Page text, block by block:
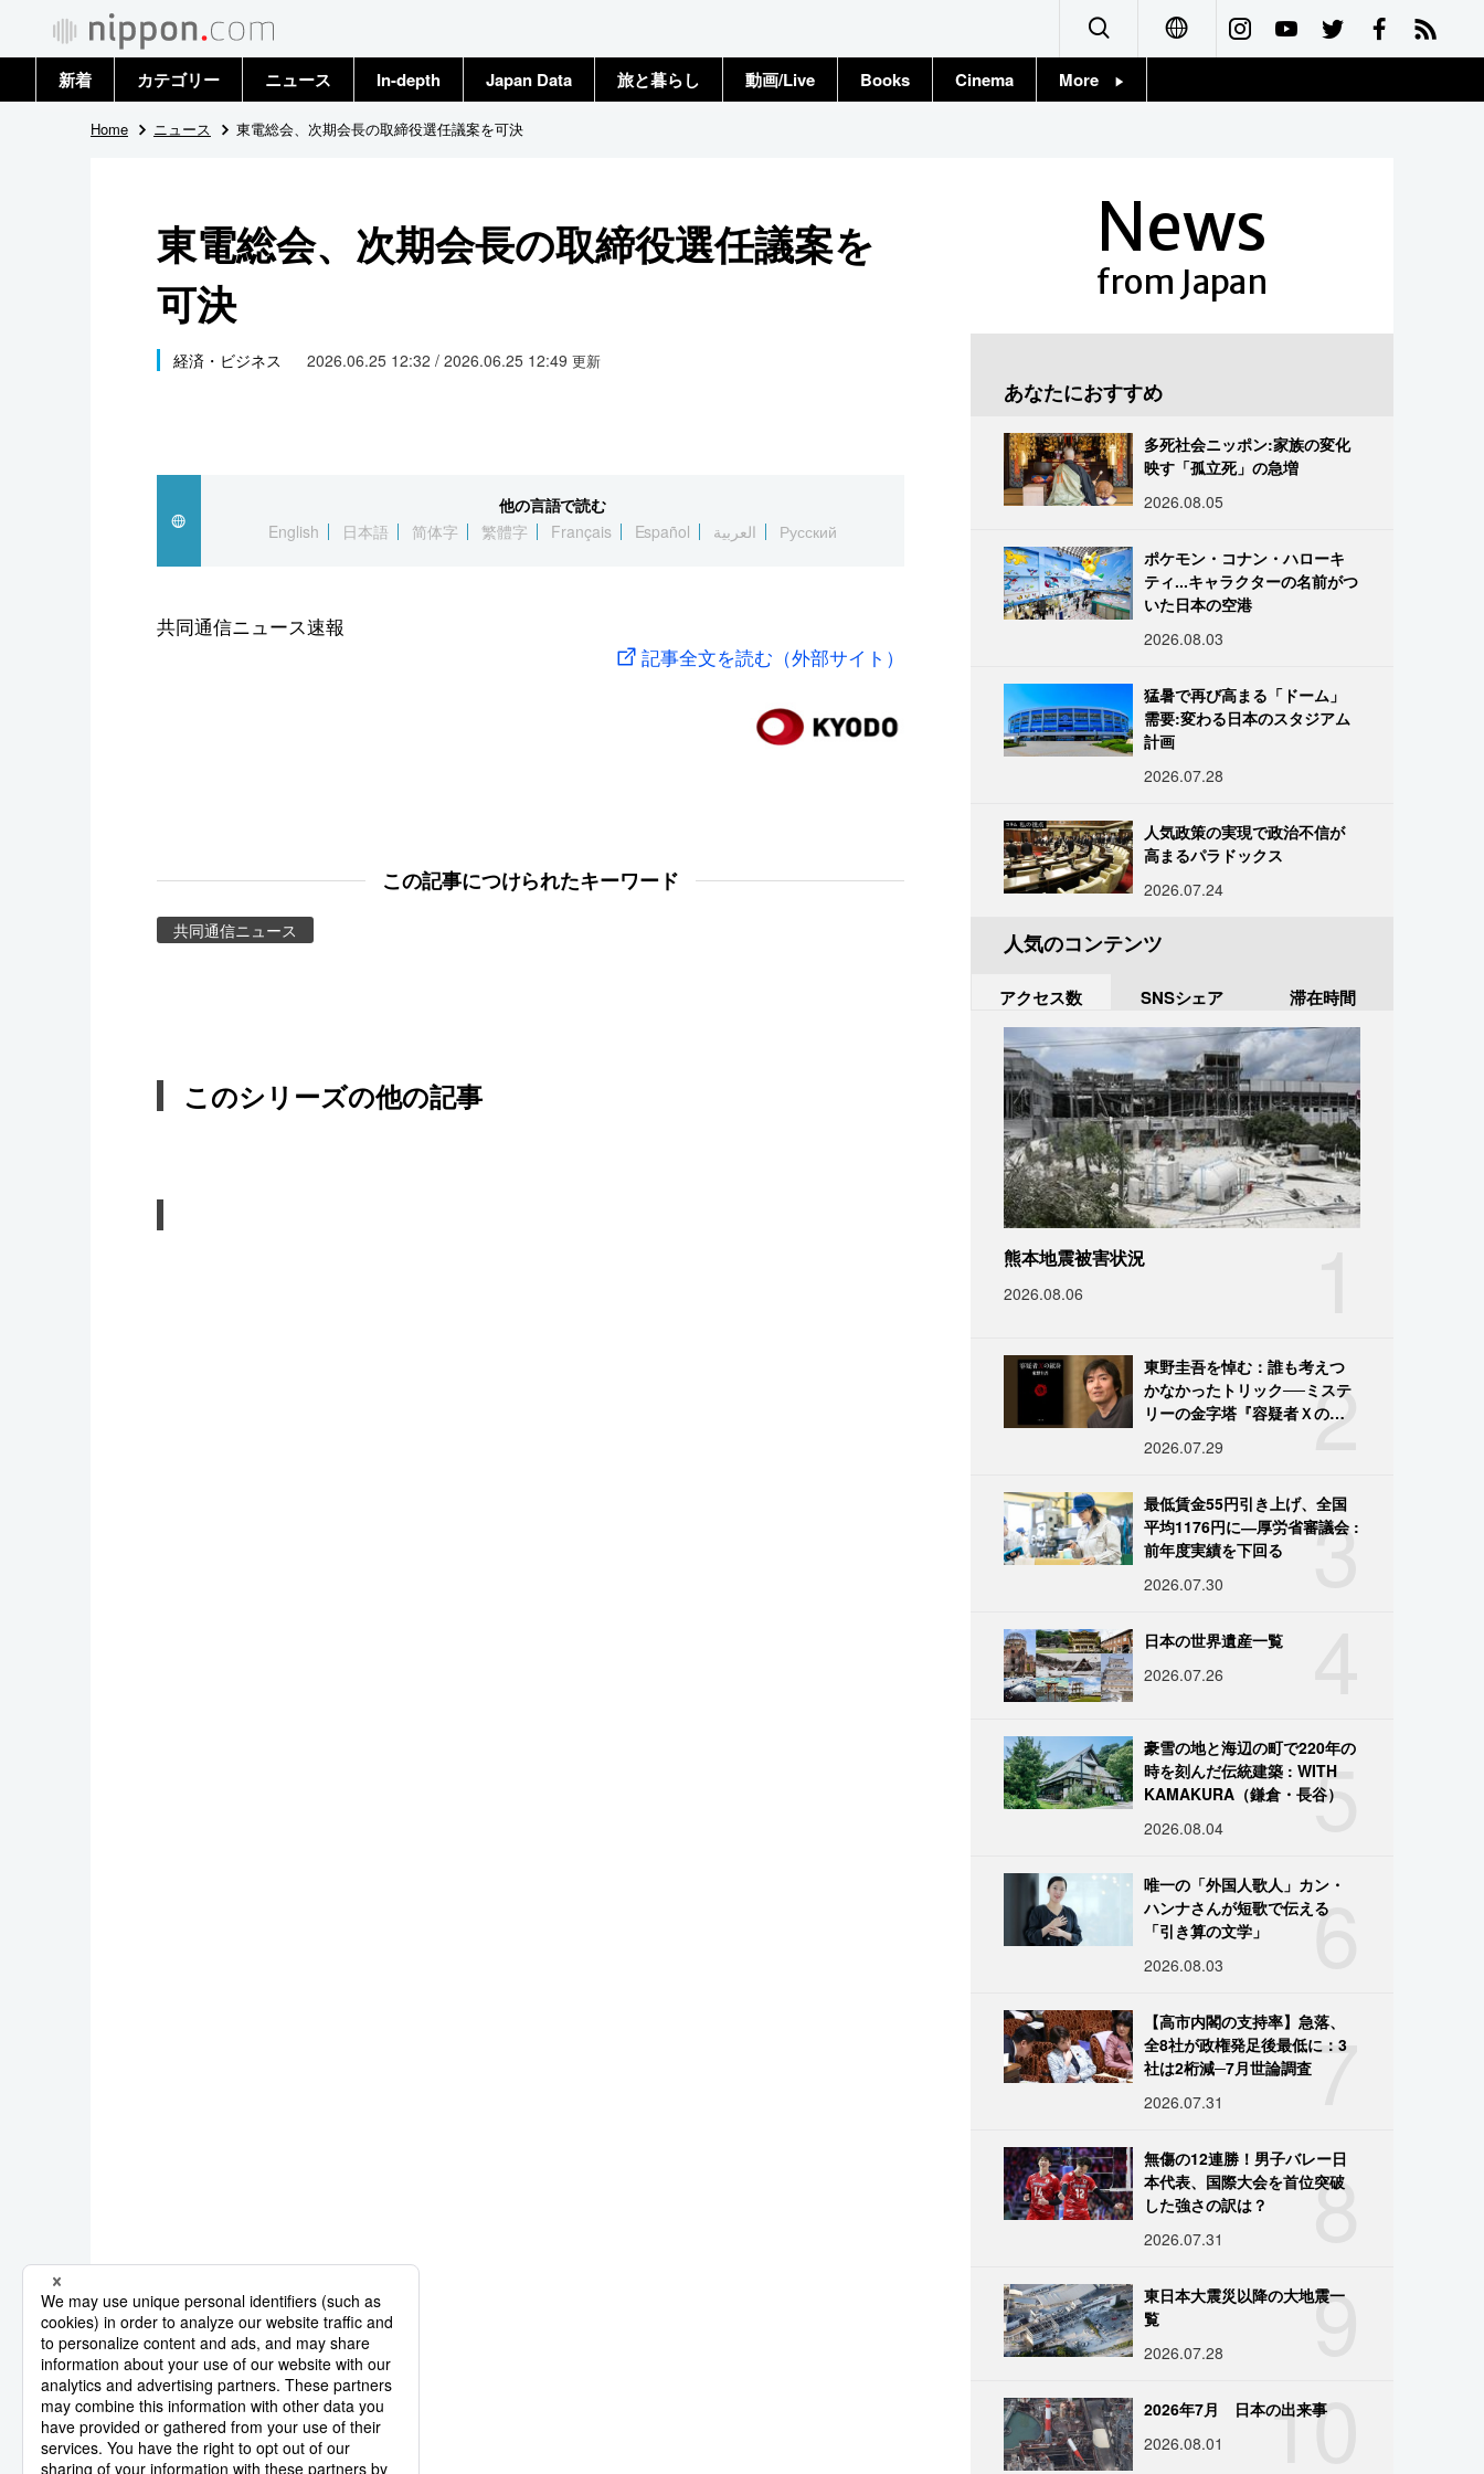
Français
新着 カテゴリー
政治・外交
国際
社会
文化
スポーツ・東京2020
ニュース
トップ
In-depth Japan Data 旅と暮らし 動画/Live Books Cinema More
Home ニュース 東電総会、次期会長の取締役選任議案を可決
東電総会、次期会長の取締役選任議案を
可決
経済・ビジネス 2026.06.25 12:32 / 2026.06.25 12:49 更新
他の言語で読む
English
日本語 简体字 繁體字 Français Español العربية Русский
共同通信ニュース速報
記事全文を読む（外部サイト）
この記事につけられたキーワード
共同通信ニュース
このシリーズの他の記事
News
from Japan
あなたにおすすめ
多死社会ニッポン:家族の変化
映す「孤立死」の急増
2026.08.05
ポケモン・コナン・ハローキ
ティ...キャラクターの名前がつ
いた日本の空港
2026.08.03
猛暑で再び高まる「ドーム」
需要:変わる日本のスタジアム
計画
2026.07.28
人気政策の実現で政治不信が
高まるパラドックス
2026.07.24
人気のコンテンツ
アクセス数 SNSシェア 滞在時間
熊本地震被害状況
2026.08.06
2
東野圭吾を悼む：誰も考えつ
かなかったトリック──ミステ
リーの金字塔『容疑者Ｘの献
2026.07.29
3
最低賃金55円引き上げ、全国
平均1176円に―厚労省審議会 :
前年度実績を下回る
2026.07.30
日本の世界遺産一覧
2026.07.26
5
豪雪の地と海辺の町で220年の
時を刻んだ伝統建築 : WITH
KAMAKURA（鎌倉・長谷）
2026.08.04
6
唯一の「外国人歌人」カン・
ハンナさんが短歌で伝える
「引き算の文学」
2026.08.03
7
【高市内閣の支持率】急落、
全8社が政権発足後最低に：3
社は2桁減─7月世論調査
2026.07.31
8
無傷の12連勝！男子バレー日
本代表、国際大会を首位突破
した強さの訳は？
2026.07.31
9
東日本大震災以降の大地震一
覧
2026.07.28
10
2026年7月 日本の出来事
2026.08.01